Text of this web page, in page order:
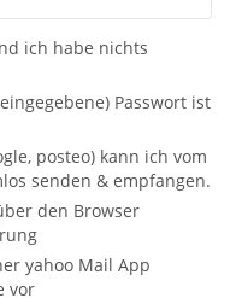
ich habe nichts
Passwort ist
posteo) kann ich vom
senden & empfangen.
den Browser
yahoo Mail App
vor